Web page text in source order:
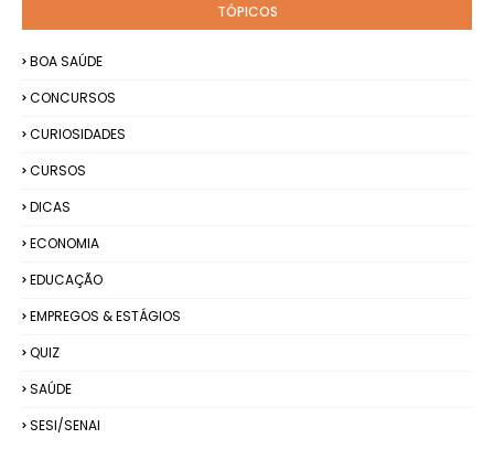
TÓPICOS
BOA SAÚDE
CONCURSOS
CURIOSIDADES
CURSOS
DICAS
ECONOMIA
EDUCAÇÃO
EMPREGOS & ESTÁGIOS
QUIZ
SAÚDE
SESI/SENAI